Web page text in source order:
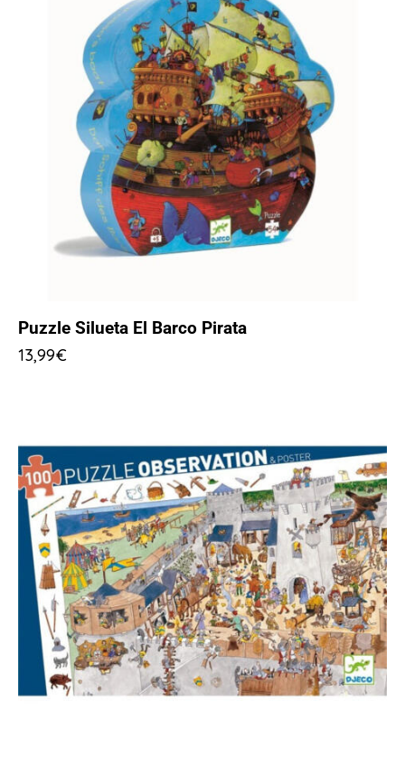
Puzzle Silueta El Barco Pirata
13,99€